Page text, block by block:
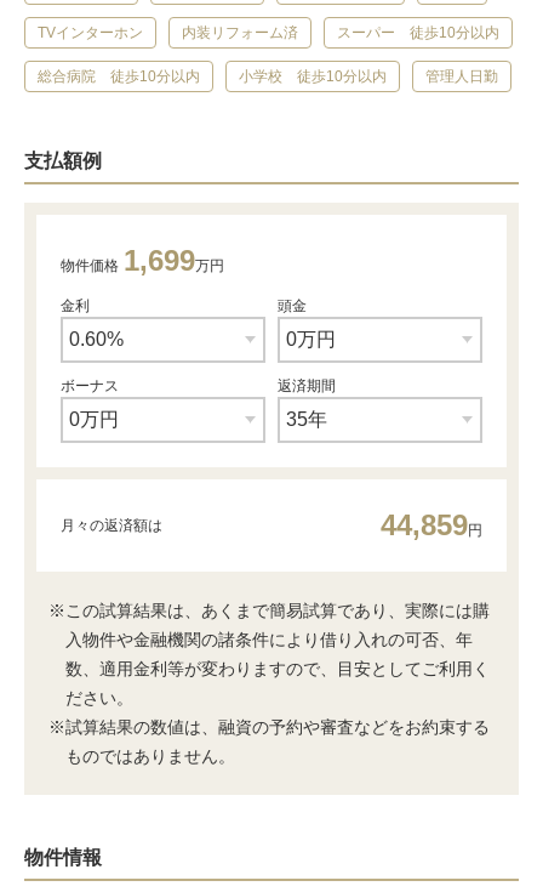
TVインターホン 内装リフォーム済 スーパー 徒歩10分以内
総合病院 徒歩10分以内 小学校 徒歩10分以内 管理人日勤
支払額例
物件価格 1,699万円
金利 頭金
ボーナス 返済期間
月々の返済額は 44,859円
※この試算結果は、あくまで簡易試算であり、実際には購
入物件や金融機関の諸条件により借り入れの可否、年
数、適用金利等が変わりますので、目安としてご利用く
ださい。
※試算結果の数値は、融資の予約や審査などをお約束する
ものではありません。
物件情報